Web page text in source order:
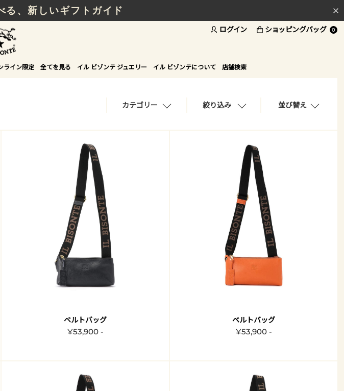
る、新しいギフトガイド
ログイン ショッピングバッグ 0
ライン限定 全てを見る イル ビゾンテ ジュエリー イル ビゾンテについて 店舗検索
カテゴリー 絞り込み 並び替え
ベルトバッグ
¥53,900 -
ベルトバッグ
¥53,900 -